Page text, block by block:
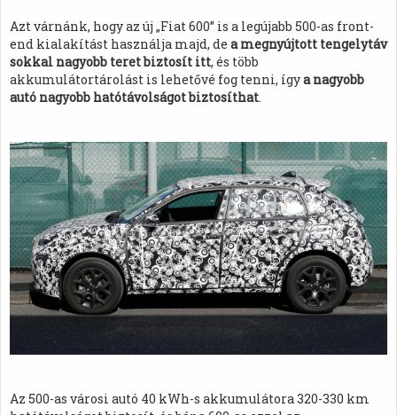
Azt várnánk, hogy az új „Fiat 600” is a legújabb 500-as front-
end kialakítást használja majd, de a megnyújtott tengelytáv
sokkal nagyobb teret biztosít itt, és több
akkumulátortárolást is lehetővé fog tenni, ígya nagyobb
autó nagyobb hatótávolságot biztosíthat.
Az 500-as városi autó 40 kWh-s akkumulátora 320-330 km